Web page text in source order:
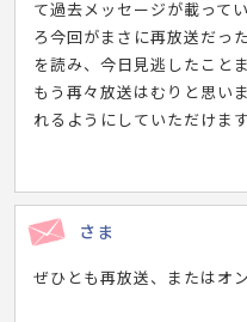
て過去メッセージが載って
ろ今回がまさに再放送だっ
を読み、今日見逃したこと
もう再々放送はむりと思い
れるようにしていただけま
さま
ぜひとも再放送、またはオ